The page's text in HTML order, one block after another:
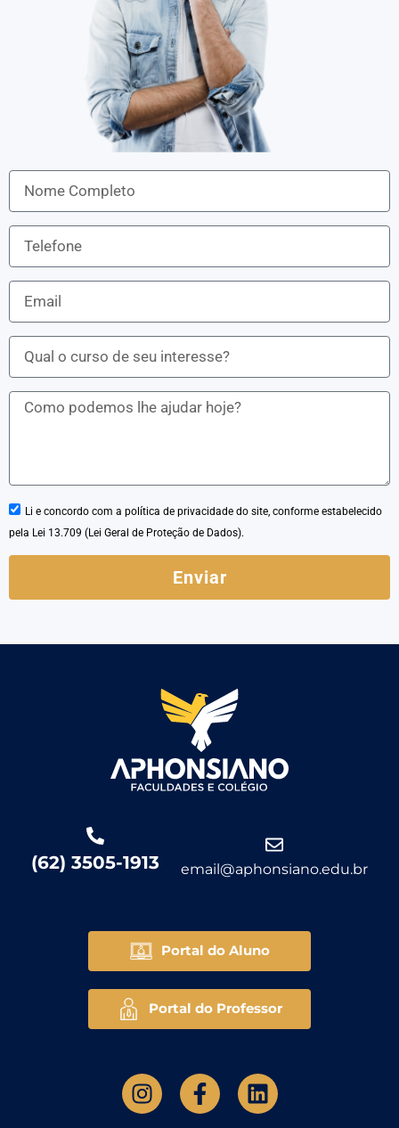
Li e concordo com a política de privacidade do site, conforme estabelecido
pela Lei 13.709 (Lei Geral de Proteção de Dados).
Enviar
(62) 3505-1913 email@aphonsiano.edu.br
Portal do Aluno
Portal do Professor